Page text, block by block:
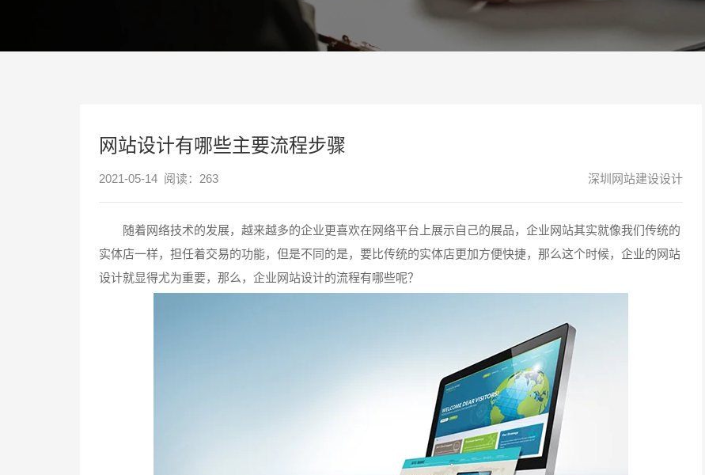
网站设计有哪些主要流程步骤
2021-05-14 阅读： 263 深圳网站建设设计
随着网络技术的发展，越来越多的企业更喜欢在网络平台上展示自己的展品，企业网站其实就像我们传统的
实体店一样，担任着交易的功能，但是不同的是，要比传统的实体店更加方便快捷，那么这个时候，企业的网站
设计就显得尤为重要，那么，企业网站设计的流程有哪些呢？